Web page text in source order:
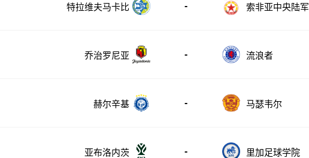
特拉维夫马卡比 - 索非亚中央陆军
乔治罗尼亚 - 流浪者
赫尔辛基 - 马瑟韦尔
亚布洛内茨 - 里加足球学院